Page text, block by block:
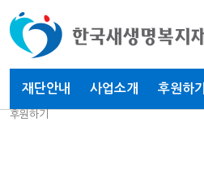
재단안내 사업소개 후원하기
후원하기